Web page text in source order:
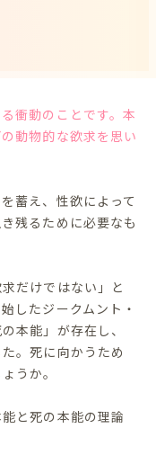
衝動のことです。本
動物的な欲求を思い
蓄え、性欲によって
残るために必要なも
だけではない」と
したジークムント・
本能」が存在し、
。死に向かうため
うか。
と死の本能の理論